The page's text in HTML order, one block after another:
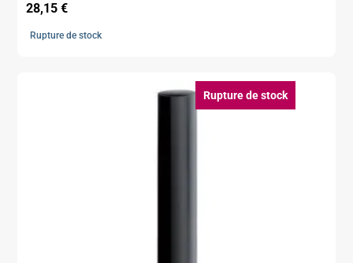
28,15€
Rupture de stock
Rupture de stock